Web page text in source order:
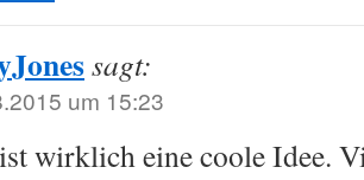
sagt:
um 15:23
wirklich eine coole Idee.